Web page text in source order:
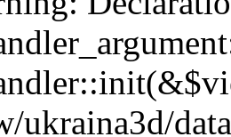
ukraina3d/